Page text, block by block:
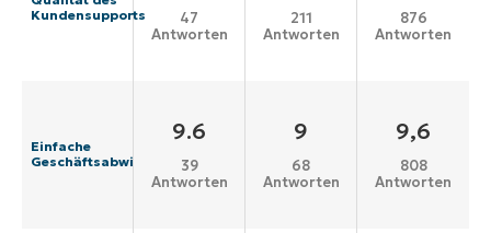
Kundensupports
47
Antworten
211
Antworten
876
Antworten
Einfache
Geschäftsabwicklung
9.6
39
Antworten
9
68
Antworten
9,6
808
Antworten